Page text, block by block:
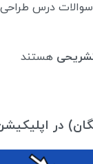
سوالات درس
هستند
در